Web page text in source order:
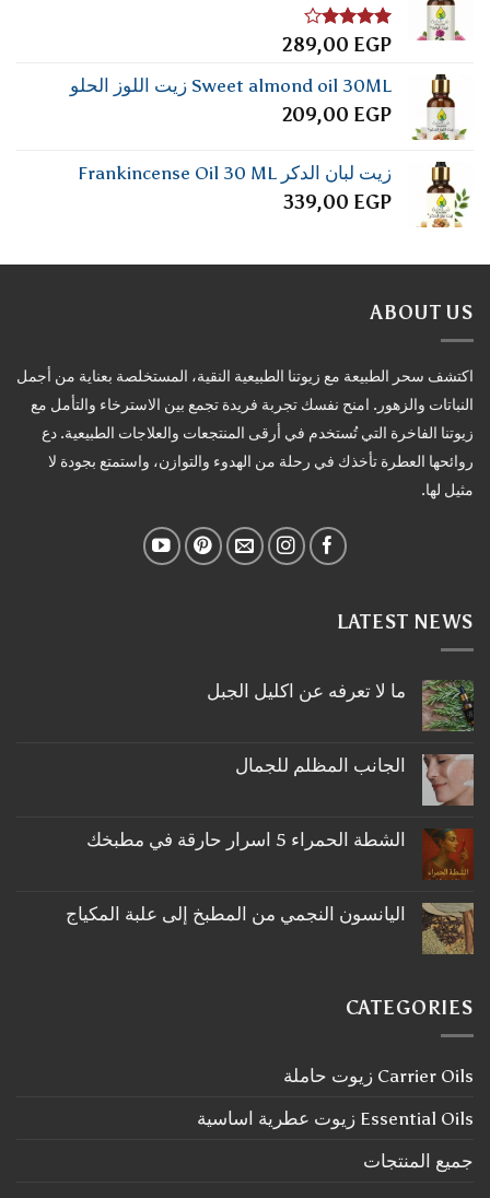
تم
4.00من
5
289,00 EGP
Sweet almond oil 30ML زيت اللوز الحلو
209,00 EGP
زيت لبان الدكر Frankincense Oil 30 ML
339,00 EGP
ABOUT US
اكتشف سحر الطبيعة مع زيوتنا الطبيعية النقية، المستخلصة بعناية من أجمل
النباتات والزهور. امنح نفسك تجربة فريدة تجمع بين الاسترخاء والتأمل مع
زيوتنا الفاخرة التي تُستخدم في أرقى المنتجعات والعلاجات الطبيعية. دع
روائحها العطرة تأخذك في رحلة من الهدوء والتوازن، واستمتع بجودة لا
مثيل لها.
LATEST NEWS
ما لا تعرفه عن اكليل الجبل
على
ما
اكليل
الجبل
الجانب المظلم للجمال
على
الجانب
الشطة الحمراء 5 اسرار حارقة في مطبخك
على
الشطة
في
مطبخك
اليانسون النجمي من المطبخ إلى علبة المكياج
اليانسون
النجمي
علبة
المكياج
CATEGORIES
Carrier Oils زيوت حاملة
Essential Oils زيوت عطرية اساسية
جميع المنتجات